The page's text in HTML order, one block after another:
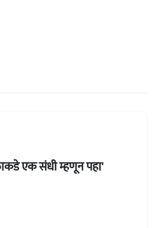
एक संधी म्हणून पहा'